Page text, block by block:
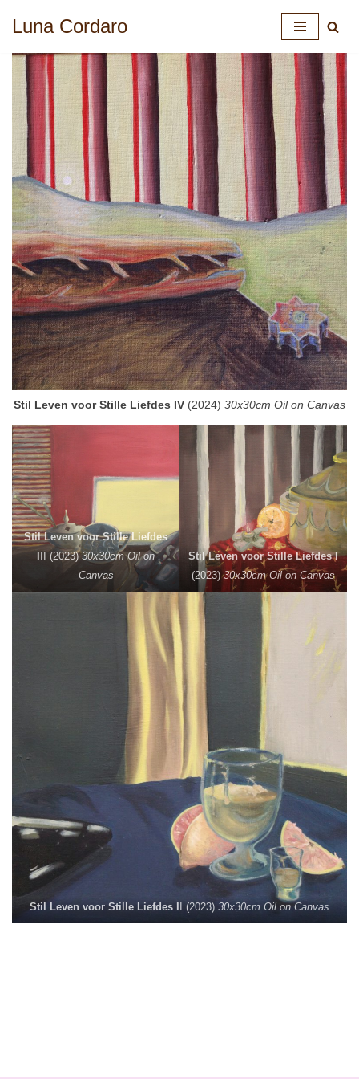
naar
inhoud
Luna Cordaro
Stil Leven voor Stille Liefdes IV (2024) 30x30cm Oil on Canvas
Stil Leven voor Stille Liefdes
II (2023)30x30cm Oil on
Canvas
Stil Leven voor Stille Liefdes I
(2023)30x30cm Oil on Canvas
Stil Leven voor Stille Liefdes I I (2023) 30x30cm Oil on Canvas